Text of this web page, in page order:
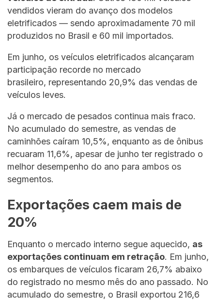
vendidos vieram do avanço dos modelos
eletrificados — sendo aproximadamente 70 mil
produzidos no Brasil e 60 mil importados.
Em junho, os veículos eletrificados alcançaram
participação recorde no mercado
brasileiro, representando 20,9% das vendas de
veículos leves.
Já o mercado de pesados continua mais fraco.
No acumulado do semestre, as vendas de
caminhões caíram 10,5%, enquanto as de ônibus
recuaram 11,6%, apesar de junho ter registrado o
melhor desempenho do ano para ambos os
segmentos.
Exportações caem mais de
20%
Enquanto o mercado interno segue aquecido, as
exportações continuam em retração. Em junho,
os embarques de veículos ficaram 26,7% abaixo
do registrado no mesmo mês do ano passado. No
acumulado do semestre, o Brasil exportou 216,6